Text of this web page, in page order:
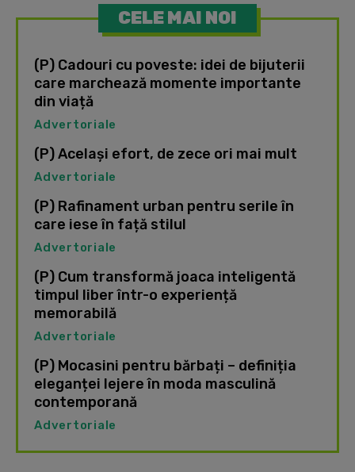
CELE MAI NOI
(P) Cadouri cu poveste: idei de bijuterii
care marchează momente importante
din viață
Advertoriale
(P) Același efort, de zece ori mai mult
Advertoriale
(P) Rafinament urban pentru serile în
care iese în față stilul
Advertoriale
(P) Cum transformă joaca inteligentă
timpul liber într-o experiență
memorabilă
Advertoriale
(P) Mocasini pentru bărbați – definiția
eleganței lejere în moda masculină
contemporană
Advertoriale